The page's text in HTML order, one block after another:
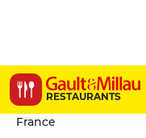
RESTAURANTS
Aux 2 K
5 Rue Louise-Émilie
France